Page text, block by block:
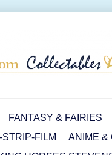
FANTASY & FAIRIES
FILM
ANIME &